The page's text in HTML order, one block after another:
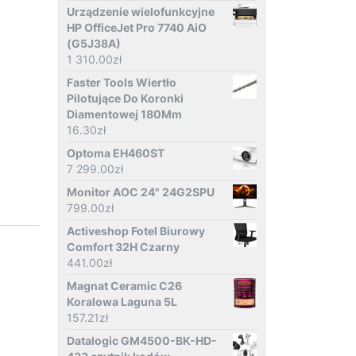
Urządzenie wielofunkcyjne
HP OfficeJet Pro 7740 AiO
(G5J38A)
1 310.00zł
Faster Tools Wiertło
Pilotujące Do Koronki
Diamentowej 180Mm
16.30zł
Optoma EH460ST
7 299.00zł
Monitor AOC 24" 24G2SPU
799.00zł
Activeshop Fotel Biurowy
Comfort 32H Czarny
441.00zł
Magnat Ceramic C26
Koralowa Laguna 5L
157.21zł
Datalogic GM4500-BK-HD-